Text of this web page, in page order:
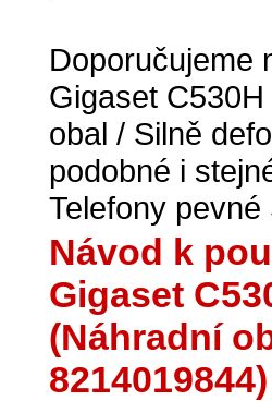
Doporučujeme
Gigaset
obal / Silně
podobné i
Telefony pevné
Návod k
Gigaset
(Náhradní
8214019844)